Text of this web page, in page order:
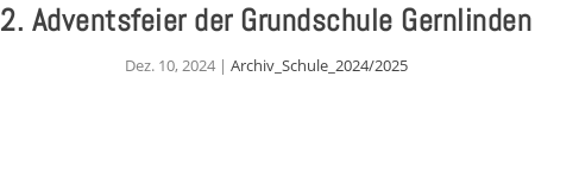
2. Adventsfeier der Grundschule Gernlinden
Dez. 10, 2024| Archiv_Schule_2024/2025